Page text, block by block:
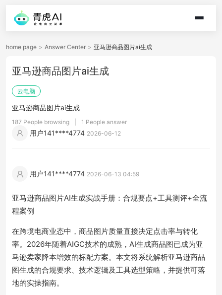
home page > Answer Center > 亚马逊商品图片ai生成
亚马逊商品图片ai生成
云电脑
亚马逊商品图片ai生成
187 People browsing 1 People answer
用户141****4774 2026-06-12
用户141****4774 2026-06-13 04:59
亚马逊商品图片AI生成实战手册：合规要点+工具测评+全流
程案例
在跨境电商业态中，商品图片质量直接决定点击率与转化
率。2026年随着AIGC技术的成熟，AI生成商品图已成为亚
马逊卖家降本增效的标配方案。本文将系统解析亚马逊商品
图生成的合规要求、技术逻辑及工具选型策略，并提供可落
地的实操指南。